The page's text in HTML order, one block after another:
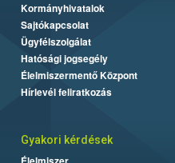
Kormányhivatalok
Sajtókapcsolat
Ügyfélszolgálat
Hatósági jogsegély
Élelmiszermentő Központ
Hírlevél feliratkozás
Gyakori kérdések